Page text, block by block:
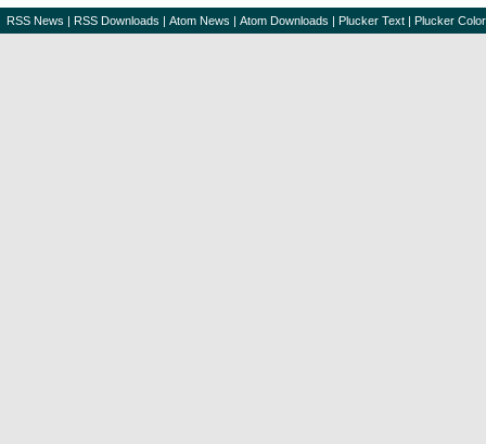
RSS News | RSS Downloads | Atom News | Atom Downloads | Plucker Text | Plucker Color